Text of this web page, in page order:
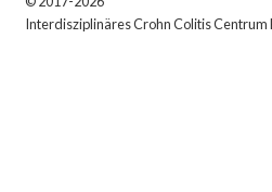
Interdisziplinäres Crohn Colitis Centrum